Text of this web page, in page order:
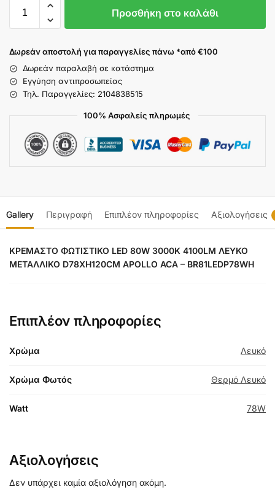
Προσθήκη στο καλάθι
Δωρεάν αποστολή για παραγγελίες πάνω *από €100
Δωρεάν παραλαβή σε κατάστημα
Εγγύηση αντιπροσωπείας
Τηλ. Παραγγελίες: 2104838515
100% Ασφαλείς πληρωμές
Gallery Περιγραφή Επιπλέον πληροφορίες Αξιολογήσεις
ΚΡΕΜΑΣΤΟ ΦΩΤΙΣΤΙΚΟ LED 80W 3000K 4100LM ΛΕΥΚΟ
ΜΕΤΑΛΛΙΚΟ D78XH120CM APOLLO ACA – BR81LEDP78WH
Επιπλέον πληροφορίες
Χρώμα Λευκό
Χρώμα Φωτός Θερμό Λευκό
Watt 78W
Αξιολογήσεις
Δεν υπάρχει καμία αξιολόγηση ακόμη.